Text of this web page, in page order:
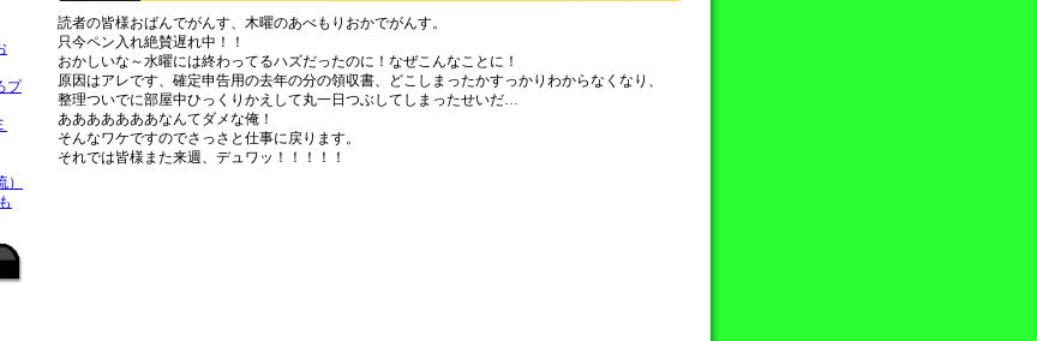
プ
読者の皆様おばんでがんす、木曜のあべもりおかでがんす。
只今ペン入れ絶賛遅れ中！！
おかしいな～水曜には終わってるハズだったのに！なぜこんなことに！
原因はアレです、確定申告用の去年の分の領収書、どこしまったかすっかりわからなくなり、
整理ついでに部屋中ひっくりかえして丸一日つぶしてしまったせいだ…
あああああああなんてダメな俺！
そんなワケですのでさっさと仕事に戻ります。
それでは皆様また来週、デュワッ！！！！！